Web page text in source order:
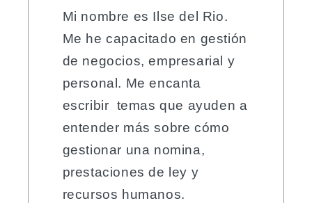
Mi nombre es Ilse del Rio.
Me he capacitado en gestión
de negocios, empresarial y
personal. Me encanta
escribir temas que ayuden a
entender más sobre cómo
gestionar una nomina,
prestaciones de ley y
recursos humanos.